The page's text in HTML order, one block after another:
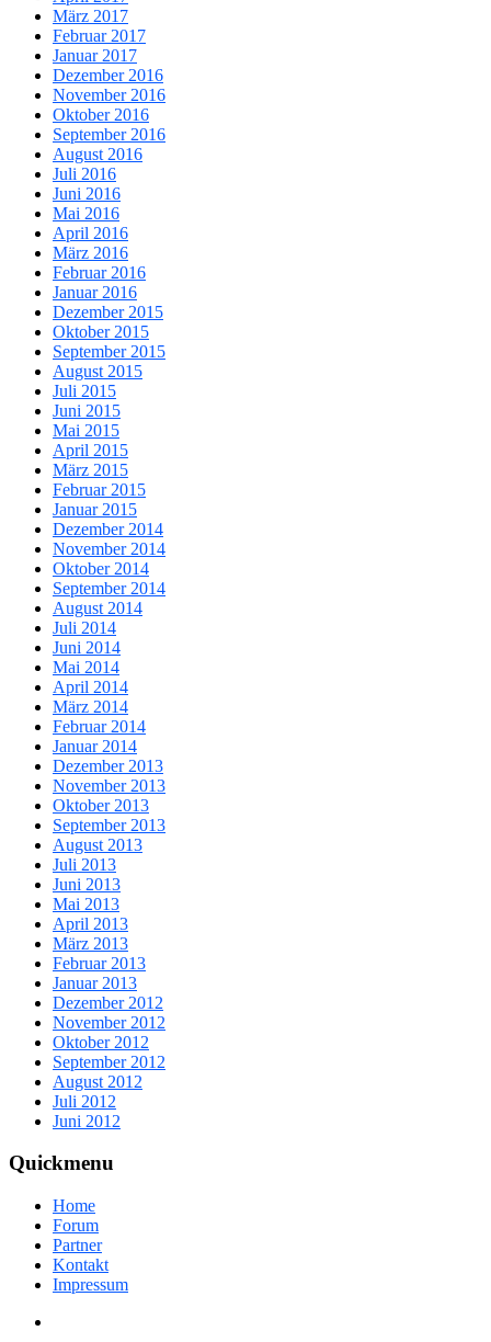
März 2017
Februar 2017
Januar 2017
Dezember 2016
November 2016
Oktober 2016
September 2016
August 2016
Juli 2016
Juni 2016
Mai 2016
April 2016
März 2016
Februar 2016
Januar 2016
Dezember 2015
Oktober 2015
September 2015
August 2015
Juli 2015
Juni 2015
Mai 2015
April 2015
März 2015
Februar 2015
Januar 2015
Dezember 2014
November 2014
Oktober 2014
September 2014
August 2014
Juli 2014
Juni 2014
Mai 2014
April 2014
März 2014
Februar 2014
Januar 2014
Dezember 2013
November 2013
Oktober 2013
September 2013
August 2013
Juli 2013
Juni 2013
Mai 2013
April 2013
März 2013
Februar 2013
Januar 2013
Dezember 2012
November 2012
Oktober 2012
September 2012
August 2012
Juli 2012
Juni 2012
Quickmenu
Home
Forum
Partner
Kontakt
Impressum